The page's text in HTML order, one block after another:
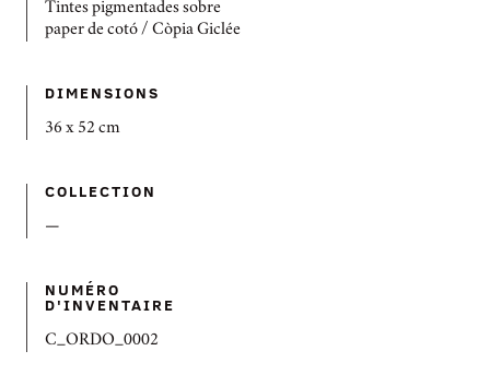
Tintes pigmentades sobre
paper de cotó / Còpia Giclée
DIMENSIONS
36 x 52 cm
COLLECTION
—
NUMÉRO
D'INVENTAIRE
C_ORDO_0002